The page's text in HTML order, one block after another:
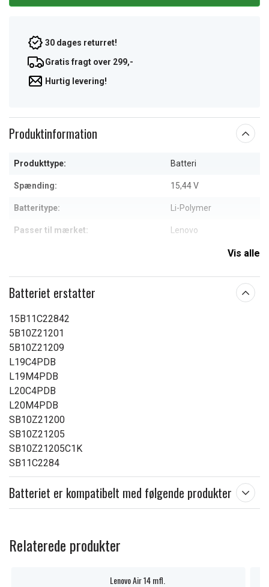
30 dages returret!
Gratis fragt over 299,-
Hurtig levering!
Produktinformation
Produkttype: Batteri
Spænding: 15,44 V
Batteritype: Li-Polymer
Passer til mærket: Lenovo
Vis alle
Batteriet erstatter
15B11C22842
5B10Z21201
5B10Z21209
L19C4PDB
L19M4PDB
L20C4PDB
L20M4PDB
SB10Z21200
SB10Z21205
SB10Z21205C1K
SB11C2284
Batteriet er kompatibelt med følgende produkter
Relaterede produkter
Lenovo Air 14 mfl.